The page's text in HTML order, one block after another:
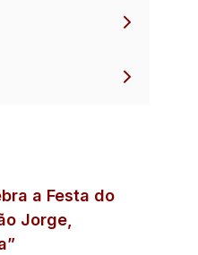
a Festa do
Jorge,